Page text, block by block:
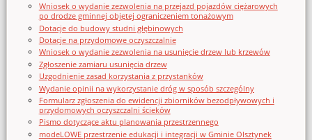
Wniosek o wydanie zezwolenia na przejazd pojazdów ciężarowych
po drodze gminnej objętej ograniczeniem tonażowym
Dotacje do budowy studni głębinowych
Dotacje na przydomowe oczyszczalnie
Wniosek o wydanie zezwolenia na usunięcie drzew lub krzewów
Zgłoszenie zamiaru usunięcia drzew
Uzgodnienie zasad korzystania z przystanków
Wydanie opinii na wykorzystanie dróg w sposób szczególny
Formularz zgłoszenia do ewidencji zbiorników bezodpływowych i
przydomowych oczyszczalni ścieków
Pismo dotyczące aktu planowania przestrzennego
modeLOWE przestrzenie edukacji i integracji w Gminie Olsztynek